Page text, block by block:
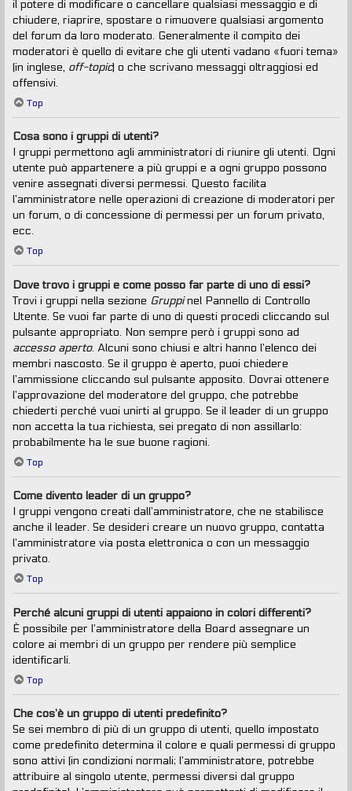
il potere di modificare o cancellare qualsiasi messaggio e di
chiudere, riaprire, spostare o rimuovere qualsiasi argomento
del forum da loro moderato. Generalmente il compito dei
moderatori è quello di evitare che gli utenti vadano «fuori tema»
(in inglese, off-topic) o che scrivano messaggi oltraggiosi ed
offensivi.
Top
Cosa sono i gruppi di utenti?
I gruppi permettono agli amministratori di riunire gli utenti. Ogni
utente può appartenere a più gruppi e a ogni gruppo possono
venire assegnati diversi permessi. Questo facilita
l’amministratore nelle operazioni di creazione di moderatori per
un forum, o di concessione di permessi per un forum privato,
ecc.
Top
Dove trovo i gruppi e come posso far parte di uno di essi?
Trovi i gruppi nella sezione Gruppinel Pannello di Controllo
Utente. Se vuoi far parte di uno di questi procedi cliccando sul
pulsante appropriato. Non sempre però i gruppi sono ad
accesso aperto. Alcuni sono chiusi e altri hanno l’elenco dei
membri nascosto. Se il gruppo è aperto, puoi chiedere
l’ammissione cliccando sul pulsante apposito. Dovrai ottenere
l’approvazione del moderatore del gruppo, che potrebbe
chiederti perché vuoi unirti al gruppo. Se il leader di un gruppo
non accetta la tua richiesta, sei pregato di non assillarlo:
probabilmente ha le sue buone ragioni.
Top
Come divento leader di un gruppo?
I gruppi vengono creati dall’amministratore, che ne stabilisce
anche il leader. Se desideri creare un nuovo gruppo, contatta
l’amministratore via posta elettronica o con un messaggio
privato.
Top
Perché alcuni gruppi di utenti appaiono in colori differenti?
È possibile per l’amministratore della Board assegnare un
colore ai membri di un gruppo per rendere più semplice
identificarli.
Top
Che cos’è un gruppo di utenti predefinito?
Se sei membro di più di un gruppo di utenti, quello impostato
come predefinito determina il colore e quali permessi di gruppo
sono attivi (in condizioni normali; l’amministratore, potrebbe
attribuire al singolo utente, permessi diversi dal gruppo